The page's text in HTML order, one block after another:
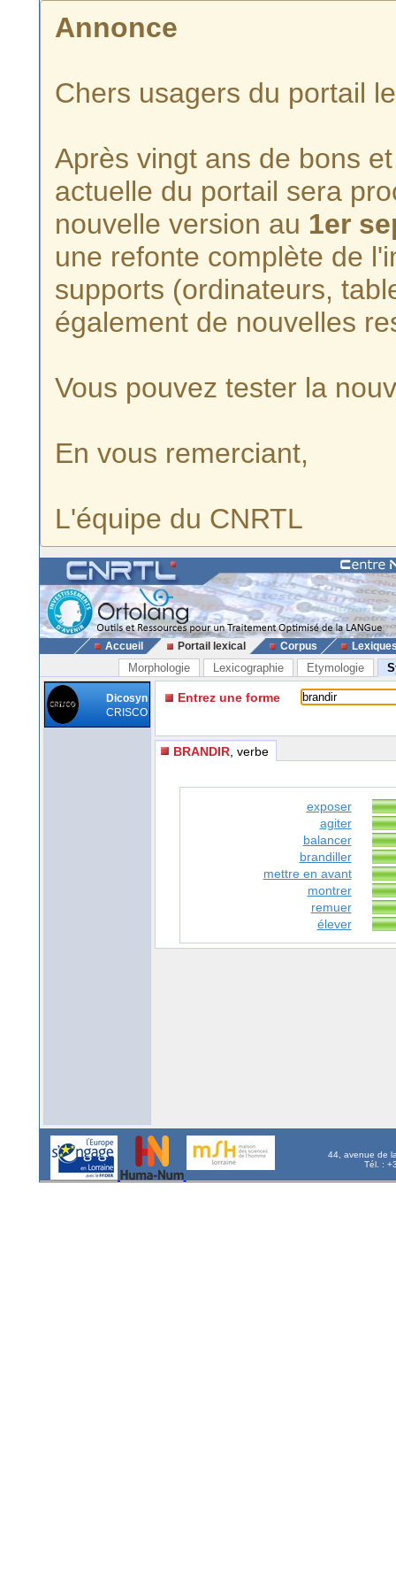
Annonce
Chers usagers du portail
Après vingt ans de bons
actuelle du portail sera
nouvelle version au 1er
une refonte complète de
supports (ordinateurs,
également de nouvelles
Vous pouvez tester la
En vous remerciant,
L'équipe du CNRTL
Accueil Portail lexical Corpus
Morphologie Lexicographie Etymologie
Dicosyn
CRISCO
Entrez une forme
BRANDIR , verbe
exposer
agiter
balancer
brandiller
mettre en avant
montrer
remuer
élever
44, avenue de
Tél. :